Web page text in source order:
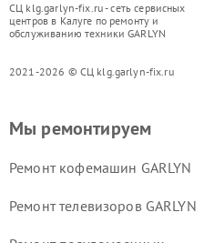
СЦ klg.garlyn-fix.ru - сеть сервисных
центров в Калуге по ремонту и
обслуживанию техники GARLYN
2021-2026 © СЦ klg.garlyn-fix.ru
Мы ремонтируем
Ремонт кофемашин GARLYN
Ремонт телевизоров GARLYN